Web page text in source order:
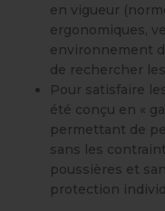
en vigueur
ergonomiques,
environnement
de rechercher
Pour satisfaire
été conçu en «
permettant de
sans les
poussières et
protection